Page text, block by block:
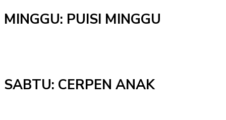
MINGGU: PUISI MINGGU
SABTU: CERPEN ANAK